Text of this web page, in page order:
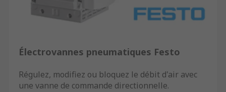
Électrovannes pneumatiques Festo
Régulez, modifiez ou bloquez le débit d'air avec
une vanne de commande directionnelle.